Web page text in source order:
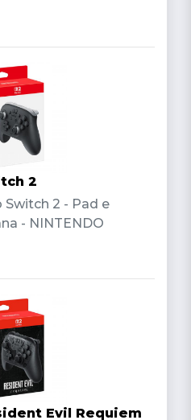
2
2 - Pad e
- NINTENDO
Evil Requiem